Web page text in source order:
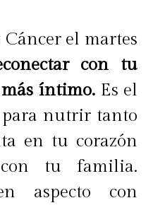
culpas y
rutinas.
a"creer que se
precisa que
nuevas
dimensión
el martes
con tu
íntimo.Es el
nutrir tanto
en tu corazón
tu familia.
aspecto con